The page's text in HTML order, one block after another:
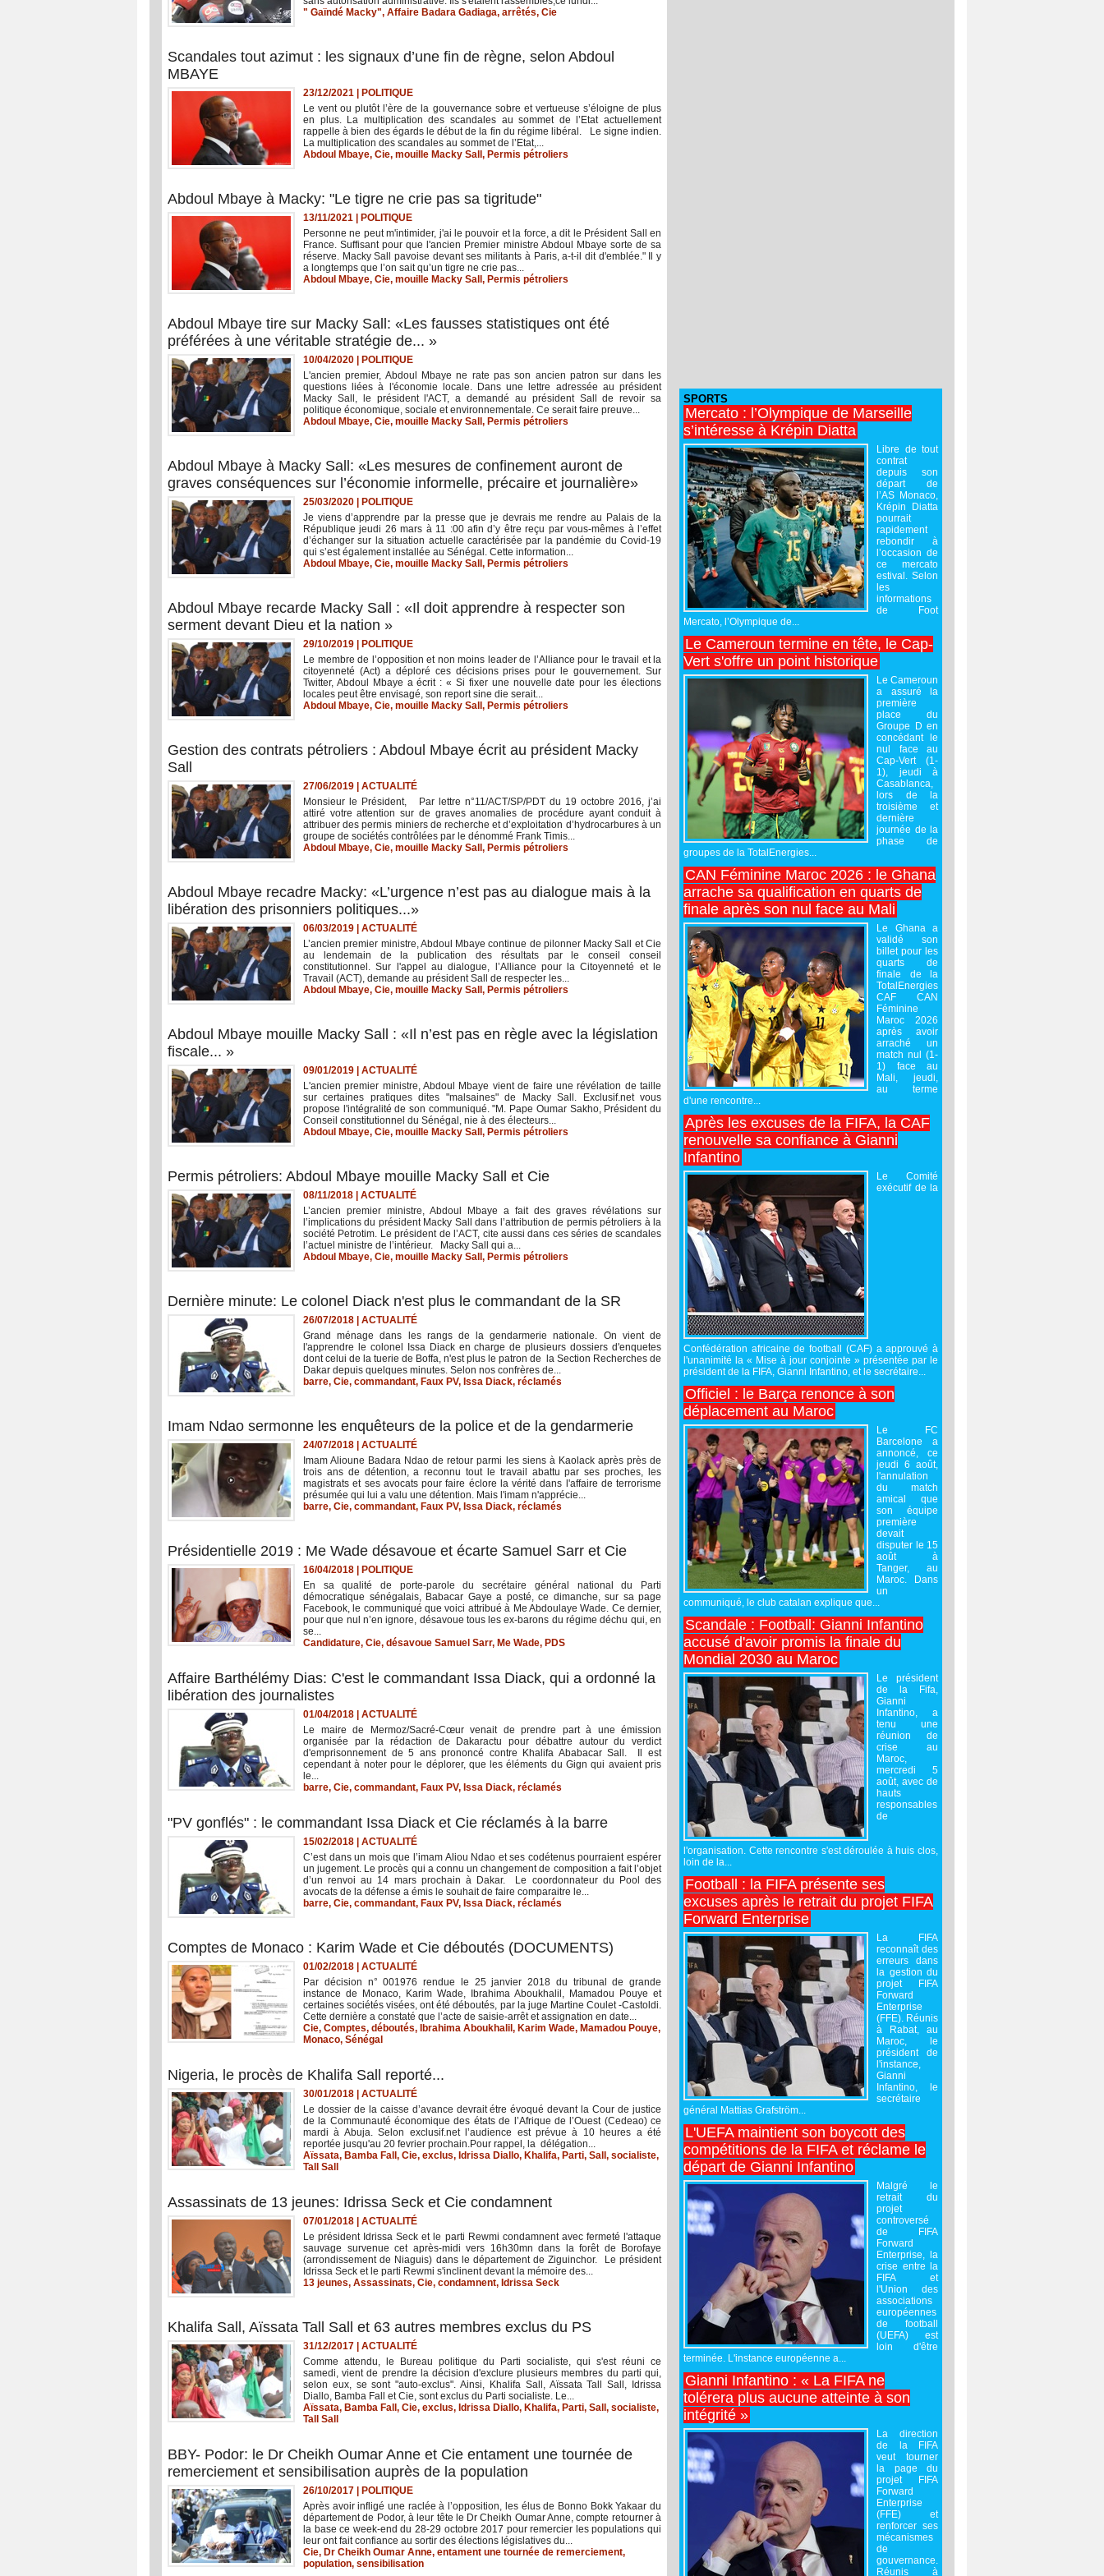
" Gaïndé Macky", Affaire Badara Gadiaga, arrêtés, Cie
Scandales tout azimut : les signaux d’une fin de règne, selon Abdoul
MBAYE
23/12/2021 | POLITIQUE
Le vent ou plutôt l’ère de la gouvernance sobre et vertueuse s’éloigne de plus
en plus. La multiplication des scandales au sommet de l’Etat actuellement
rappelle à bien des égards le début de la fin du régime libéral. Le signe indien.
La multiplication des scandales au sommet de l’Etat,...
Abdoul Mbaye, Cie, mouille Macky Sall, Permis pétroliers
Abdoul Mbaye à Macky: "Le tigre ne crie pas sa tigritude"
13/11/2021 | POLITIQUE
Personne ne peut m'intimider, j'ai le pouvoir et la force, a dit le Président Sall en
France. Suffisant pour que l'ancien Premier ministre Abdoul Mbaye sorte de sa
réserve. Macky Sall pavoise devant ses militants à Paris, a-t-il dit d'emblée." Il y
a longtemps que l’on sait qu’un tigre ne crie pas...
Abdoul Mbaye, Cie, mouille Macky Sall, Permis pétroliers
Abdoul Mbaye tire sur Macky Sall: «Les fausses statistiques ont été
préférées à une véritable stratégie de... »
10/04/2020 | POLITIQUE
L'ancien premier, Abdoul Mbaye ne rate pas son ancien patron sur dans les
questions liées à l'économie locale. Dans une lettre adressée au président
Macky Sall, le président l'ACT, a demandé au président Sall de revoir sa
politique économique, sociale et environnementale. Ce serait faire preuve...
Abdoul Mbaye, Cie, mouille Macky Sall, Permis pétroliers
Abdoul Mbaye à Macky Sall: «Les mesures de confinement auront de
graves conséquences sur l’économie informelle, précaire et journalière»
25/03/2020 | POLITIQUE
Je viens d’apprendre par la presse que je devrais me rendre au Palais de la
République jeudi 26 mars à 11 :00 afin d’y être reçu par vous-mêmes à l’effet
d’échanger sur la situation actuelle caractérisée par la pandémie du Covid-19
qui s’est également installée au Sénégal. Cette information...
Abdoul Mbaye, Cie, mouille Macky Sall, Permis pétroliers
Abdoul Mbaye recarde Macky Sall : «Il doit apprendre à respecter son
serment devant Dieu et la nation »
29/10/2019 | POLITIQUE
Le membre de l’opposition et non moins leader de l’Alliance pour le travail et la
citoyenneté (Act) a déploré ces décisions prises pour le gouvernement. Sur
Twitter, Abdoul Mbaye a écrit : « Si fixer une nouvelle date pour les élections
locales peut être envisagé, son report sine die serait...
Abdoul Mbaye, Cie, mouille Macky Sall, Permis pétroliers
Gestion des contrats pétroliers : Abdoul Mbaye écrit au président Macky
Sall
27/06/2019 | ACTUALITÉ
Monsieur le Président, Par lettre n°11/ACT/SP/PDT du 19 octobre 2016, j’ai
attiré votre attention sur de graves anomalies de procédure ayant conduit à
attribuer des permis miniers de recherche et d’exploitation d’hydrocarbures à un
groupe de sociétés contrôlées par le dénommé Frank Timis...
Abdoul Mbaye, Cie, mouille Macky Sall, Permis pétroliers
Abdoul Mbaye recadre Macky: «L’urgence n’est pas au dialogue mais à la
libération des prisonniers politiques...»
06/03/2019 | ACTUALITÉ
L’ancien premier ministre, Abdoul Mbaye continue de pilonner Macky Sall et Cie
au lendemain de la publication des résultats par le conseil conseil
constitutionnel. Sur l'appel au dialogue, l’Alliance pour la Citoyenneté et le
Travail (ACT), demande au président Sall de respecter les...
Abdoul Mbaye, Cie, mouille Macky Sall, Permis pétroliers
Abdoul Mbaye mouille Macky Sall : «Il n’est pas en règle avec la législation
fiscale... »
09/01/2019 | ACTUALITÉ
L'ancien premier ministre, Abdoul Mbaye vient de faire une révélation de taille
sur certaines pratiques dites "malsaines" de Macky Sall. Exclusif.net vous
propose l'intégralité de son communiqué. "M. Pape Oumar Sakho, Président du
Conseil constitutionnel du Sénégal, nie à des électeurs...
Abdoul Mbaye, Cie, mouille Macky Sall, Permis pétroliers
Permis pétroliers: Abdoul Mbaye mouille Macky Sall et Cie
08/11/2018 | ACTUALITÉ
L’ancien premier ministre, Abdoul Mbaye a fait des graves révélations sur
l’implications du président Macky Sall dans l’attribution de permis pétroliers à la
société Petrotim. Le président de l’ACT, cite aussi dans ces séries de scandales
l’actuel ministre de l’intérieur. Macky Sall qui a...
Abdoul Mbaye, Cie, mouille Macky Sall, Permis pétroliers
Dernière minute: Le colonel Diack n'est plus le commandant de la SR
26/07/2018 | ACTUALITÉ
Grand ménage dans les rangs de la gendarmerie nationale. On vient de
l'apprendre le colonel Issa Diack en charge de plusieurs dossiers d'enquetes
dont celui de la tuerie de Boffa, n'est plus le patron de la Section Recherches de
Dakar depuis quelques minutes. Selon nos confrères de...
barre, Cie, commandant, Faux PV, Issa Diack, réclamés
Imam Ndao sermonne les enquêteurs de la police et de la gendarmerie
24/07/2018 | ACTUALITÉ
Imam Alioune Badara Ndao de retour parmi les siens à Kaolack après près de
trois ans de détention, a reconnu tout le travail abattu par ses proches, les
magistrats et ses avocats pour faire éclore la vérité dans l'affaire de terrorisme
présumée qui lui a valu une détention. Mais l'imam n'apprécie...
barre, Cie, commandant, Faux PV, Issa Diack, réclamés
Présidentielle 2019 : Me Wade désavoue et écarte Samuel Sarr et Cie
16/04/2018 | POLITIQUE
En sa qualité de porte-parole du secrétaire général national du Parti
démocratique sénégalais, Babacar Gaye a posté, ce dimanche, sur sa page
Facebook, le communiqué que voici attribué à Me Abdoulaye Wade. Ce dernier,
pour que nul n’en ignore, désavoue tous les ex-barons du régime déchu qui, en
se...
Candidature, Cie, désavoue Samuel Sarr, Me Wade, PDS
Affaire Barthélémy Dias: C'est le commandant Issa Diack, qui a ordonné la
libération des journalistes
01/04/2018 | ACTUALITÉ
Le maire de Mermoz/Sacré-Cœur venait de prendre part à une émission
organisée par la rédaction de Dakaractu pour débattre autour du verdict
d'emprisonnement de 5 ans prononcé contre Khalifa Ababacar Sall. Il est
cependant à noter pour le déplorer, que les éléments du Gign qui avaient pris
le...
barre, Cie, commandant, Faux PV, Issa Diack, réclamés
"PV gonflés" : le commandant Issa Diack et Cie réclamés à la barre
15/02/2018 | ACTUALITÉ
C’est dans un mois que l’imam Aliou Ndao et ses codétenus pourraient espérer
un jugement. Le procès qui a connu un changement de composition a fait l’objet
d’un renvoi au 14 mars prochain à Dakar. Le coordonnateur du Pool des
avocats de la défense a émis le souhait de faire comparaitre le...
barre, Cie, commandant, Faux PV, Issa Diack, réclamés
Comptes de Monaco : Karim Wade et Cie déboutés (DOCUMENTS)
01/02/2018 | ACTUALITÉ
Par décision n° 001976 rendue le 25 janvier 2018 du tribunal de grande
instance de Monaco, Karim Wade, Ibrahima Aboukhalil, Mamadou Pouye et
certaines sociétés visées, ont été déboutés, par la juge Martine Coulet -Castoldi.
Cette dernière a constaté que l’acte de saisie-arrêt et assignation en date...
Cie, Comptes, déboutés, Ibrahima Aboukhalil, Karim Wade, Mamadou Pouye,
Monaco, Sénégal
Nigeria, le procès de Khalifa Sall reporté...
30/01/2018 | ACTUALITÉ
Le dossier de la caisse d’avance devrait étre évoqué devant la Cour de justice
de la Communauté économique des états de l’Afrique de l’Ouest (Cedeao) ce
mardi à Abuja. Selon exclusif.net l’audience est prévue à 10 heures a été
reportée jusqu'au 20 fevrier prochain.Pour rappel, la délégation...
Aïssata, Bamba Fall, Cie, exclus, Idrissa Diallo, Khalifa, Parti, Sall, socialiste,
Tall Sall
Assassinats de 13 jeunes: Idrissa Seck et Cie condamnent
07/01/2018 | ACTUALITÉ
Le président Idrissa Seck et le parti Rewmi condamnent avec fermeté l'attaque
sauvage survenue cet après-midi vers 16h30mn dans la forêt de Borofaye
(arrondissement de Niaguis) dans le département de Ziguinchor. Le président
Idrissa Seck et le parti Rewmi s'inclinent devant la mémoire des...
13 jeunes, Assassinats, Cie, condamnent, Idrissa Seck
Khalifa Sall, Aïssata Tall Sall et 63 autres membres exclus du PS
31/12/2017 | ACTUALITÉ
Comme attendu, le Bureau politique du Parti socialiste, qui s'est réuni ce
samedi, vient de prendre la décision d'exclure plusieurs membres du parti qui,
selon eux, se sont "auto-exclus". Ainsi, Khalifa Sall, Aïssata Tall Sall, Idrissa
Diallo, Bamba Fall et Cie, sont exclus du Parti socialiste. Le...
Aïssata, Bamba Fall, Cie, exclus, Idrissa Diallo, Khalifa, Parti, Sall, socialiste,
Tall Sall
BBY- Podor: le Dr Cheikh Oumar Anne et Cie entament une tournée de
remerciement et sensibilisation auprès de la population
26/10/2017 | POLITIQUE
Après avoir infligé une raclée à l’opposition, les élus de Bonno Bokk Yakaar du
département de Podor, à leur tête le Dr Cheikh Oumar Anne, compte retourner à
la base ce week-end du 28-29 octobre 2017 pour remercier les populations qui
leur ont fait confiance au sortir des élections législatives du...
Cie, Dr Cheikh Oumar Anne, entament une tournée de remerciement,
population, sensibilisation
SPORTS
Mercato : l’Olympique de Marseille
s’intéresse à Krépin Diatta
Libre de tout
contrat
depuis son
départ de
l’AS Monaco,
Krépin Diatta
pourrait
rapidement
rebondir à
l’occasion de
ce mercato
estival. Selon
les
informations
de Foot
Mercato, l’Olympique de...
Le Cameroun termine en tête, le Cap-
Vert s'offre un point historique
Le Cameroun
a assuré la
première
place du
Groupe D en
concédant le
nul face au
Cap-Vert (1-
1), jeudi à
Casablanca,
lors de la
troisième et
dernière
journée de la
phase de
groupes de la TotalEnergies...
CAN Féminine Maroc 2026 : le Ghana
arrache sa qualification en quarts de
finale après son nul face au Mali
Le Ghana a
validé son
billet pour les
quarts de
finale de la
TotalEnergies
CAF CAN
Féminine
Maroc 2026
après avoir
arraché un
match nul (1-
1) face au
Mali, jeudi,
au terme
d'une rencontre...
Après les excuses de la FIFA, la CAF
renouvelle sa confiance à Gianni
Infantino
Le Comité
exécutif de la
Confédération africaine de football (CAF) a approuvé à
l'unanimité la « Mise à jour conjointe » présentée par le
président de la FIFA, Gianni Infantino, et le secrétaire...
Officiel : le Barça renonce à son
déplacement au Maroc
Le FC
Barcelone a
annoncé, ce
jeudi 6 août,
l'annulation
du match
amical que
son équipe
première
devait
disputer le 15
août à
Tanger, au
Maroc. Dans
un
communiqué, le club catalan explique que...
Scandale : Football: Gianni Infantino
accusé d'avoir promis la finale du
Mondial 2030 au Maroc
Le président
de la Fifa,
Gianni
Infantino, a
tenu une
réunion de
crise au
Maroc,
mercredi 5
août, avec de
hauts
responsables
de
l'organisation. Cette rencontre s'est déroulée à huis clos,
loin de la...
Football : la FIFA présente ses
excuses après le retrait du projet FIFA
Forward Enterprise
La FIFA
reconnaît des
erreurs dans
la gestion du
projet FIFA
Forward
Enterprise
(FFE). Réunis
à Rabat, au
Maroc, le
président de
l'instance,
Gianni
Infantino, le
secrétaire
général Mattias Grafström...
L'UEFA maintient son boycott des
compétitions de la FIFA et réclame le
départ de Gianni Infantino
Malgré le
retrait du
projet
controversé
de FIFA
Forward
Enterprise, la
crise entre la
FIFA et
l'Union des
associations
européennes
de football
(UEFA) est
loin d'être
terminée. L'instance européenne a...
Gianni Infantino : « La FIFA ne
tolérera plus aucune atteinte à son
intégrité »
La direction
de la FIFA
veut tourner
la page du
projet FIFA
Forward
Enterprise
(FFE) et
renforcer ses
mécanismes
de
gouvernance.
Réunis à